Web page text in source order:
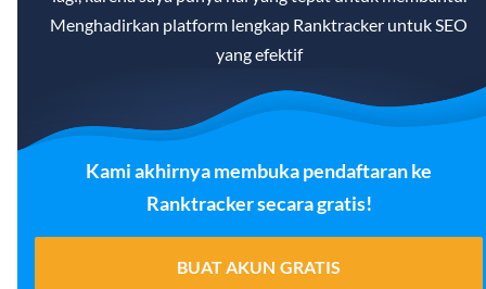
Menghadirkan platform lengkap Ranktracker untuk SEO
yang efektif
Kami akhirnya membuka pendaftaran ke
Ranktracker secara gratis!
BUAT AKUN GRATIS